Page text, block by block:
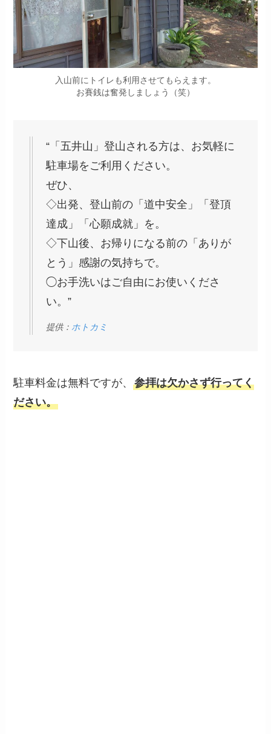
入山前にトイレも利用させてもらえます。
お賽銭は奮発しましょう（笑）
“「五井山」登山される方は、お気軽に
駐車場をご利用ください。
ぜひ、
◇出発、登山前の「道中安全」「登頂
達成」「心願成就」を。
◇下山後、お帰りになる前の「ありが
とう」感謝の気持ちで。
◯お手洗いはご自由にお使いくださ
い。”
提供： ホトカミ
駐車料金は無料ですが、参拝は欠かさず行ってく
ださい。